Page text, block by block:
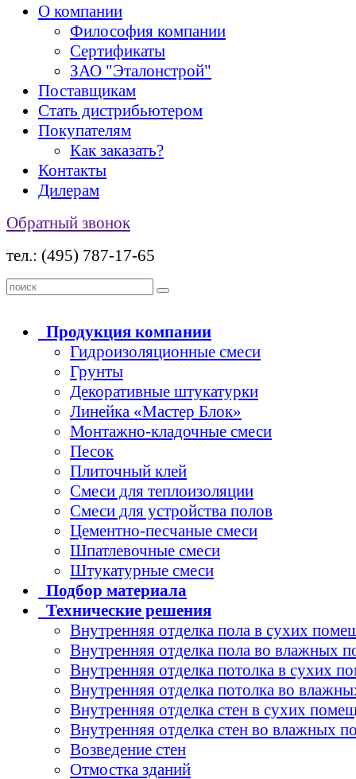
О компании
Философия компании
Сертификаты
ЗАО "Эталонстрой"
Поставщикам
Стать дистрибьютером
Покупателям
Как заказать?
Контакты
Дилерам
Обратный звонок
тел.: (495) 787-17-65
Продукция компании
Гидроизоляционные смеси
Грунты
Декоративные штукатурки
Линейка «Мастер Блок»
Монтажно-кладочные смеси
Песок
Плиточный клей
Смеси для теплоизоляции
Смеси для устройства полов
Цементно-песчаные смеси
Шпатлевочные смеси
Штукатурные смеси
Подбор материала
Технические решения
Внутренняя отделка пола в сухих
Внутренняя отделка пола во влажных
Внутренняя отделка потолка в сухих
Внутренняя отделка потолка во
Внутренняя отделка стен в сухих
Внутренняя отделка стен во влажных
Возведение стен
Отмостка зданий